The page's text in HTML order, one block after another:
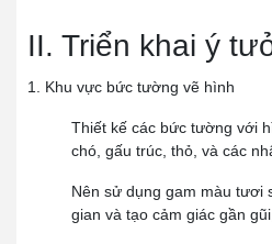
II. Triển khai ý
1. Khu vực bức tường vẽ hình
Thiết kế các bức tường với
chó, gấu trúc, thỏ, và các
Nên sử dụng gam màu tươi
gian và tạo cảm giác gần